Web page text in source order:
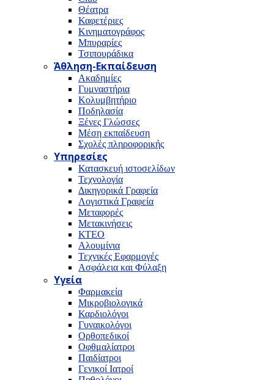
Θέατρα
Καφετέριες
Κινηματογράφος
Μπυραρίες
Τσιπουράδικα
Άθληση-Εκπαίδευση
Ακαδημίες
Γυμναστήρια
Κολυμβητήριο
Ποδηλασία
Ξένες Γλώσσες
Μέση εκπαίδευση
Σχολές πληροφορικής
Υπηρεσίες
Κατασκευή ιστοσελίδων
Τεχνολογία
Δικηγορικά Γραφεία
Λογιστικά Γραφεία
Μεταφορές
Μετακινήσεις
ΚΤΕΟ
Αλουμίνια
Τεχνικές Εφαρμογές
Ασφάλεια και Φύλαξη
Υγεία
Φαρμακεία
Μικροβιολογικά
Καρδιολόγοι
Γυναικολόγοι
Ορθοπεδικοί
Οφθμαλίατροι
Παιδίατροι
Γενικοί Ιατροί